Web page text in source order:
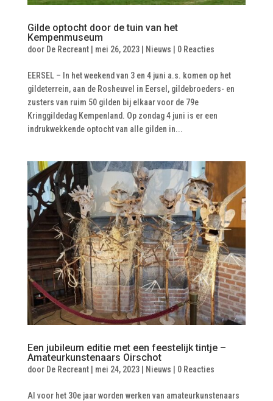
Gilde optocht door de tuin van het
Kempenmuseum
door De Recreant| mei 26, 2023| Nieuws 0 Reacties
EERSEL – In het weekend van 3 en 4 juni a.s. komen op het
gildeterrein, aan de Rosheuvel in Eersel, gildebroeders- en
zusters van ruim 50 gilden bij elkaar voor de 79e
Kringgildedag Kempenland. Op zondag 4 juni is er een
indrukwekkende optocht van alle gilden in...
Een jubileum editie met een feestelijk tintje –
Amateurkunstenaars Oirschot
door De Recreant| mei 24, 2023| Nieuws 0 Reacties
Al voor het 30e jaar worden werken van amateurkunstenaars